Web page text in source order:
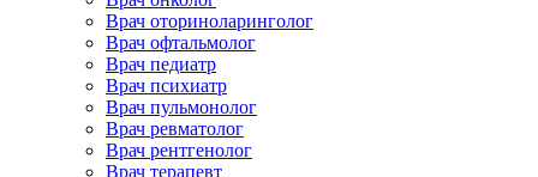
Врач оториноларинголог
Врач офтальмолог
Врач педиатр
Врач психиатр
Врач пульмонолог
Врач ревматолог
Врач рентгенолог
Врач терапевт